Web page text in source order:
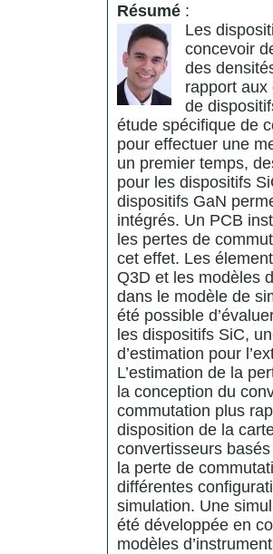
Résumé :
Les
concevoir
des
rapport
de
étude spécifique de
pour effectuer une
un premier temps,
pour les dispositifs
dispositifs GaN
intégrés. Un PCB
les pertes de
cet effet. Les
Q3D et les modèles
dans le modèle de
été possible
les dispositifs SiC,
d’estimation pour
L’estimation de la
la conception du
commutation plus
disposition de la
convertisseurs
la perte de
différentes
simulation. Une
été développée en
modèles